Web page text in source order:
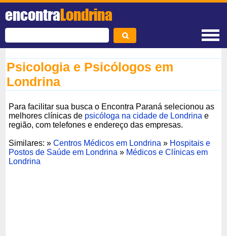
encontraLondrina
Psicologia e Psicólogos em
Londrina
Para facilitar sua busca o Encontra Paraná selecionou as
melhores clínicas de psicóloga na cidade de Londrina e
região, com telefones e endereço das empresas.
Similares: »Centros Médicos em Londrina » Hospitais e
Postos de Saúde em Londrina » Médicos e Clínicas em
Londrina